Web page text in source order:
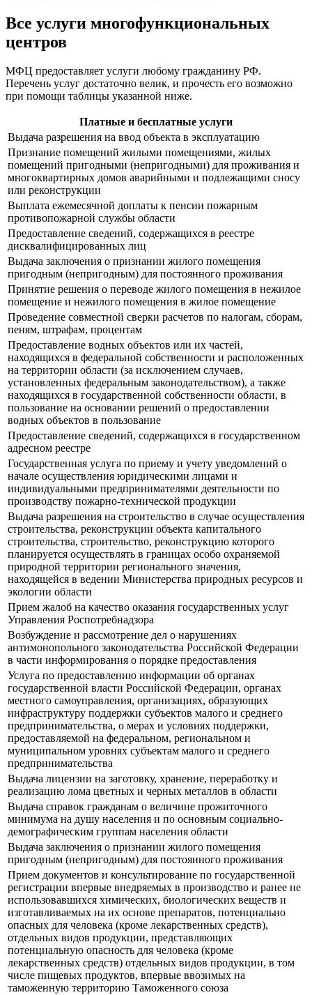
Все услуги многофункциональных
центров
МФЦ предоставляет услуги любому гражданину РФ.
Перечень услуг достаточно велик, и прочесть его возможно
при помощи таблицы указанной ниже.
Платные и бесплатные услуги
Выдача разрешения на ввод объекта в эксплуатацию
Признание помещений жилыми помещениями, жилых
помещений пригодными (непригодными) для проживания и
многоквартирных домов аварийными и подлежащими сносу
или реконструкции
Выплата ежемесячной доплаты к пенсии пожарным
противопожарной службы области
Предоставление сведений, содержащихся в реестре
дисквалифицированных лиц
Выдача заключения о признании жилого помещения
пригодным (непригодным) для постоянного проживания
Принятие решения о переводе жилого помещения в нежилое
помещение и нежилого помещения в жилое помещение
Проведение совместной сверки расчетов по налогам, сборам,
пеням, штрафам, процентам
Предоставление водных объектов или их частей,
находящихся в федеральной собственности и расположенных
на территории области (за исключением случаев,
установленных федеральным законодательством), а также
находящихся в государственной собственности области, в
пользование на основании решений о предоставлении
водных объектов в пользование
Предоставление сведений, содержащихся в государственном
адресном реестре
Государственная услуга по приему и учету уведомлений о
начале осуществления юридическими лицами и
индивидуальными предпринимателями деятельности по
производству пожарно-технической продукции
Выдача разрешения на строительство в случае осуществления
строительства, реконструкции объекта капитального
строительства, строительство, реконструкцию которого
планируется осуществлять в границах особо охраняемой
природной территории регионального значения,
находящейся в ведении Министерства природных ресурсов и
экологии области
Прием жалоб на качество оказания государственных услуг
Управления Роспотребнадзора
Возбуждение и рассмотрение дел о нарушениях
антимонопольного законодательства Российской Федерации
в части информирования о порядке предоставления
Услуга по предоставлению информации об органах
государственной власти Российской Федерации, органах
местного самоуправления, организациях, образующих
инфраструктуру поддержки субъектов малого и среднего
предпринимательства, о мерах и условиях поддержки,
предоставляемой на федеральном, региональном и
муниципальном уровнях субъектам малого и среднего
предпринимательства
Выдача лицензии на заготовку, хранение, переработку и
реализацию лома цветных и черных металлов в области
Выдача справок гражданам о величине прожиточного
минимума на душу населения и по основным социально-
демографическим группам населения области
Выдача заключения о признании жилого помещения
пригодным (непригодным) для постоянного проживания
Прием документов и консультирование по государственной
регистрации впервые внедряемых в производство и ранее не
использовавшихся химических, биологических веществ и
изготавливаемых на их основе препаратов, потенциально
опасных для человека (кроме лекарственных средств),
отдельных видов продукции, представляющих
потенциальную опасность для человека (кроме
лекарственных средств) отдельных видов продукции, в том
числе пищевых продуктов, впервые ввозимых на
таможенную территорию Таможенного союза